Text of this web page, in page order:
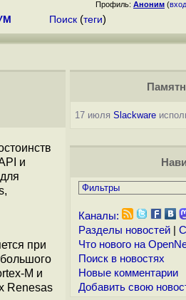
Профиль: Аноним (вход
Поиск (теги)
и
при
M и
Renesas
17 июля Slackware
Каналы:
Разделы новостей|
Что нового на
Поиск в новостях
Новые комментарии
Добавить свою